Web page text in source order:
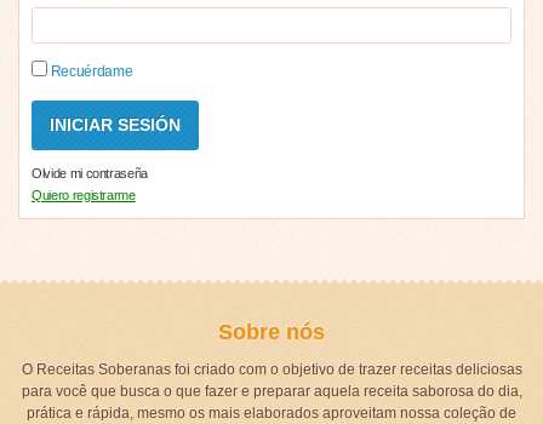
Recuérdame
Olvide mi contraseña
Quiero registrarme
Sobre nós
O Receitas Soberanas foi criado com o objetivo de trazer receitas deliciosas
para você que busca o que fazer e preparar aquela receita saborosa do dia,
prática e rápida, mesmo os mais elaborados aproveitam nossa coleção de